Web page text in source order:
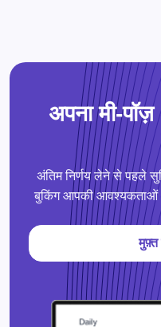
अपना मी-
अंतिम निर्णय लेने से पहले
बुकिंग आपकी आवश्यकताओं
मुफ़्त